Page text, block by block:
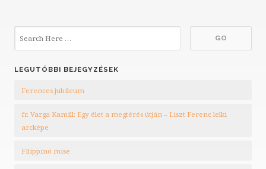
LEGUTÓBBI BEJEGYZÉSEK
Ferences jubileum
fr. Varga Kamill: Egy élet a megtérés útján – Liszt Ferenc lelki
arcképe
Filippínó mise